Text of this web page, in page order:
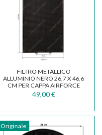
FILTRO METALLICO
ALLUMINIO NERO 26,7 X 46,6
CM PER CAPPA AIRFORCE
AFCGF30L6EBK
49,00 €
Originale